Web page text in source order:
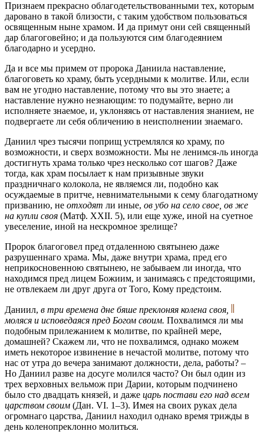
Признаем прекрасно облагодетельствованными тех, которым
даровано в такой близости, с таким удобством пользоваться
освященным ныне храмом. И да примут они сей священный
дар благоговейно; и да пользуются сим благодеянием
благодарно и усердно.
Да и все мы примем от пророка Даниила наставление,
благоговеть ко храму, быть усердными к молитве. Или, если
вам не угодно наставление, потому что вы это знаете; а
наставление нужно незнающим: то подумайте, верно ли
исполняете знаемое, и, уклоняясь от наставления знанием, не
подвергаете ли себя обличению в неисполнении знаемаго.
Даниил чрез тысячи поприщ устремлялся ко храму, по
возможности, и сверх возможности. Мы не ленимся-ль иногда
достигнуть храма только чрез несколько сот шагов? Даже
тогда, как храм посылает к нам призывные звуки
праздничнаго колокола, не являемся ли, подобно как
осуждаемые в притче, невнимательными к сему благодатному
призванию, не отходят ли иные, ов убо на село свое, ов же
на купли своя (Матф. XXII. 5), или еще хуже, иной на суетное
увеселение, иной на нескромное зрелище?
Пророк благоговел пред отдаленною святынею даже
разрушеннаго храма. Мы, даже внутри храма, пред его
неприкосновенною святынею, не забываем ли иногда, что
находимся пред лицем Божиим, и занимаясь с предстоящими,
не отвлекаем ли друг друга от Того, Кому предстоим.
Даниил, в три времена дне бяше преклоняя колена своя,
моляся и исповедаяся пред Богом своим. Похвалимся ли мы
подобным прилежанием к молитве, по крайней мере,
домашней? Скажем ли, что не похвалимся, однако можем
иметь некоторое извинение в нечастой молитве, потому что
нас от утра до вечера занимают должности, дела, работы? –
Но Даниил разве на досуге молился часто? Он был один из
трех верховных вельмож при Дарии, которым подчинено
было сто двадцать князей, и даже царь постави его над всем
царством своим (Дан. VI. 1–3). Имея на своих руках дела
огромнаго царства, Даниил находил однако время трижды в
день коленопреклонно молиться.